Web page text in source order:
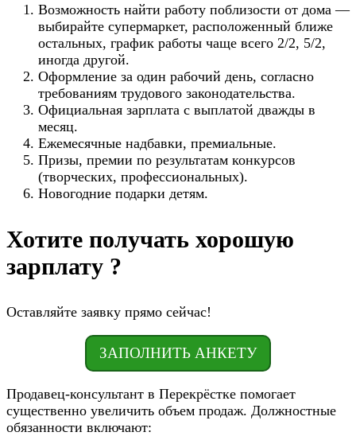
Возможность найти работу поблизости от дома —
выбирайте супермаркет, расположенный ближе
остальных, график работы чаще всего 2/2, 5/2,
иногда другой.
Оформление за один рабочий день, согласно
требованиям трудового законодательства.
Официальная зарплата с выплатой дважды в
месяц.
Ежемесячные надбавки, премиальные.
Призы, премии по результатам конкурсов
(творческих, профессиональных).
Новогодние подарки детям.
Хотите получать хорошую
зарплату ?
Оставляйте заявку прямо сейчас!
ЗАПОЛНИТЬ АНКЕТУ
Продавец-консультант в Перекрёстке помогает
существенно увеличить объем продаж. Должностные
обязанности включают: